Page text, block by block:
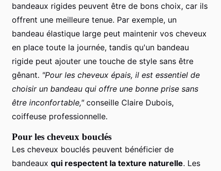
bandeaux rigides peuvent être de bons choix, car ils
offrent une meilleure tenue. Par exemple, un
bandeau élastique large peut maintenir vos cheveux
en place toute la journée, tandis qu'un bandeau
rigide peut ajouter une touche de style sans être
gênant. "Pour les cheveux épais, il est essentiel de
choisir un bandeau qui offre une bonne prise sans
être inconfortable,"conseille Claire Dubois,
coiffeuse professionnelle.
Pour les cheveux bouclés
Les cheveux bouclés peuvent bénéficier de
bandeaux qui respectent la texture naturelle. Les